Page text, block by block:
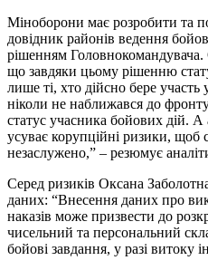
Міноборони має розробити та
довідник районів ведення
рішенням Головнокомандувача.
що завдяки цьому рішенню
лише ті, хто дійсно бере
ніколи не наближався до
статус учасника бойових дій.
усуває корупційні ризики, щоб
незаслужено,” – резюмує
Серед ризиків Оксана
даних: “Внесення даних про
наказів може призвести до
чисельний та персональний
бойові завдання, у разі витоку